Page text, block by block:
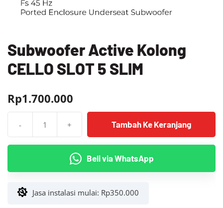
Subwoofer Active Kolong
CELLO SLOT 5 SLIM
Rp1.700.000
-
Subwoofer
Kolong
CELLO
5
+ Tambah Ke Keranjang
Beli via WhatsApp
Jasa instalasi mulai: Rp350.000